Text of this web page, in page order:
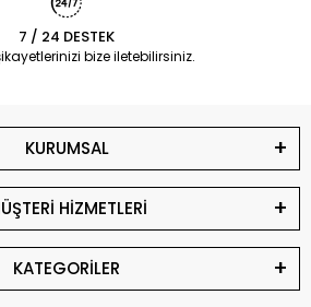
7 / 24 DESTEK
bize iletebilirsiniz.
KURUMSAL
HİZMETLERİ
KATEGORİLER